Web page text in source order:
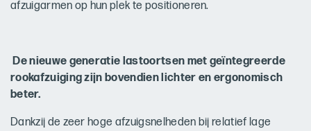
afzuigarmen op hun plek te positioneren.
De nieuwe generatie lastoortsen met geïntegreerde
rookafzuiging zijn bovendien lichter en ergonomisch
beter.
Dankzij de zeer hoge afzuigsnelheden bij relatief lage